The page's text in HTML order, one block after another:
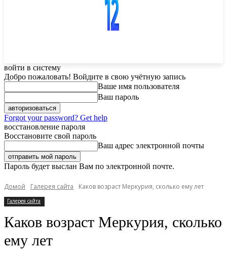
войти в систему
Добро пожаловать! Войдите в свою учётную запись
Ваше имя пользователя
Ваш пароль
Forgot your password? Get help
восстановление пароля
Восстановите свой пароль
Ваш адрес электронной почты
Пароль будет выслан Вам по электронной почте.
Домой Галерея сайта Каков возраст Меркурия, сколько ему лет
Галерея сайта
Каков возраст Меркурия, сколько
ему лет